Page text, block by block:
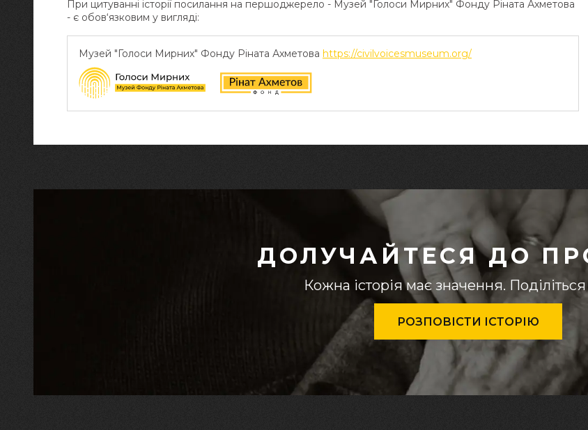
При цитуванні історії посилання на першоджерело - Музей "Голоси Мирних" Фонду Ріната Ахметова
- є обов‘язковим у вигляді:
Музей "Голоси Мирних" Фонду Ріната Ахметова https://civilvoicesmuseum.org/
ДОЛУЧАЙТЕСЯ ДО
Кожна історія має значення.
РОЗПОВІСТИ ІСТОРІЮ